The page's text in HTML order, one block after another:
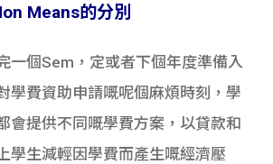
Means的分別
一個Sem，定或者下個年度準備入
學費資助申請嘅呢個麻煩時刻，學
會提供不同嘅學費方案，以貸款和
學生減輕因學費而產生嘅經濟壓